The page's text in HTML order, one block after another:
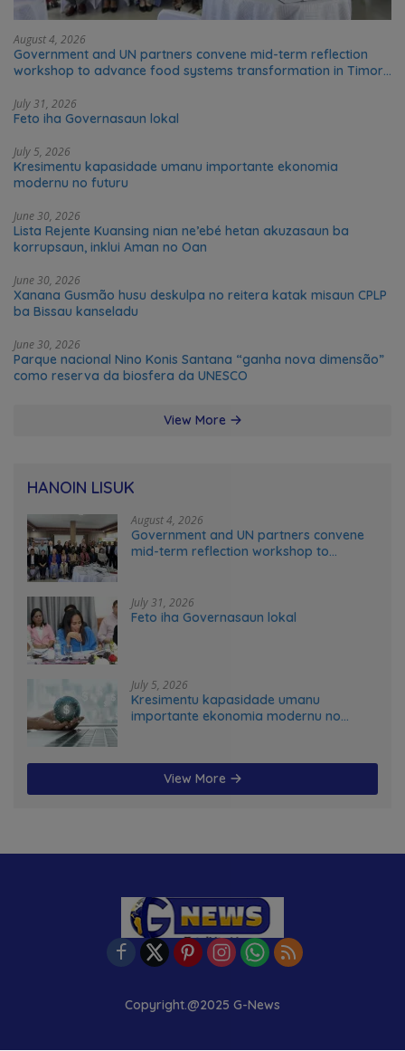
August 4, 2026
Government and UN partners convene mid-term reflection
workshop to advance food systems transformation in Timor-
July 31, 2026
Feto iha Governasaun lokal
July 5, 2026
Kresimentu kapasidade umanu importante ekonomia
modernu no futuru
June 30, 2026
Lista Rejente Kuansing nian ne’ebé hetan akuzasaun ba
korrupsaun, inklui Aman no Oan
June 30, 2026
Xanana Gusmão husu deskulpa no reitera katak misaun CPLP
ba Bissau kanseladu
June 30, 2026
Parque nacional Nino Konis Santana “ganha nova dimensão”
como reserva da biosfera da UNESCO
View More
HANOIN LISUK
August 4, 2026
Government and UN partners convene
mid-term reflection workshop to
July 31, 2026
Feto iha Governasaun lokal
July 5, 2026
Kresimentu kapasidade umanu
importante ekonomia modernu no
View More
Copyright.@2025 G-News